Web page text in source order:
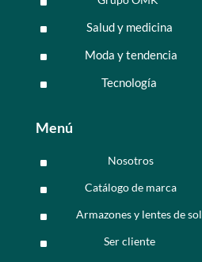
^ Salud y medicina
^ Moda y tendencia
^ Tecnología
Menú
^ Nosotros
^ Catálogo de marca
^ Armazones y lentes de sol
^ Ser cliente